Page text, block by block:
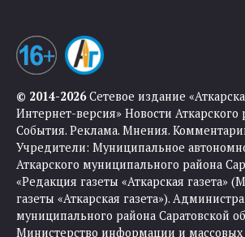
© 2014-2026Сетевое издание
Интернет-версия» Новости
События. Реклама. Мнения.
Учредители: Муниципальное
Аткарского муниципального района
«Редакция газеты «Аткарская газета»
газеты «Аткарская газета»).
муниципального района Саратовской
Министерство информации и